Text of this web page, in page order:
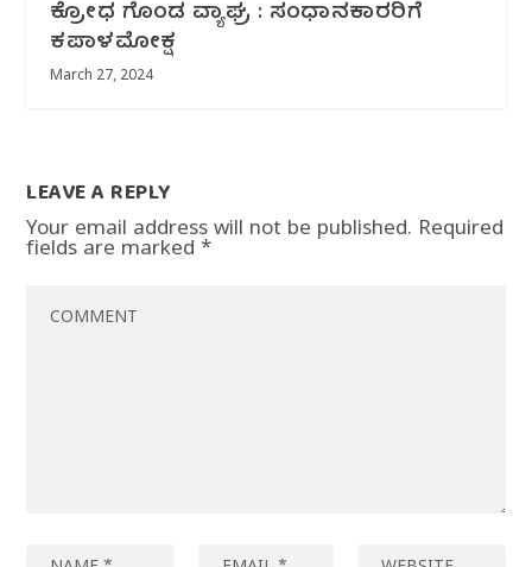
ಕ್ರೋಧ ಗೊಂಡ ವ್ಯಾಘ್ರ : ಸಂಧಾನಕಾರರಿಗೆ
ಕಪಾಳಮೋಕ್ಷ
March 27, 2024
LEAVE A REPLY
Your email address will not be published. Required
fields are marked*